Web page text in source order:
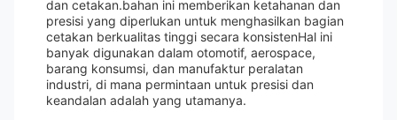
dan cetakan.bahan ini memberikan ketahanan dan
presisi yang diperlukan untuk menghasilkan bagian
cetakan berkualitas tinggi secara konsistenHal ini
banyak digunakan dalam otomotif, aerospace,
barang konsumsi, dan manufaktur peralatan
industri, di mana permintaan untuk presisi dan
keandalan adalah yang utamanya.